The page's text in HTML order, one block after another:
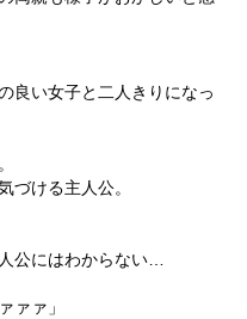
良い女子と二人きりになっ
づける主人公。
公にはわからない…
ァァ」